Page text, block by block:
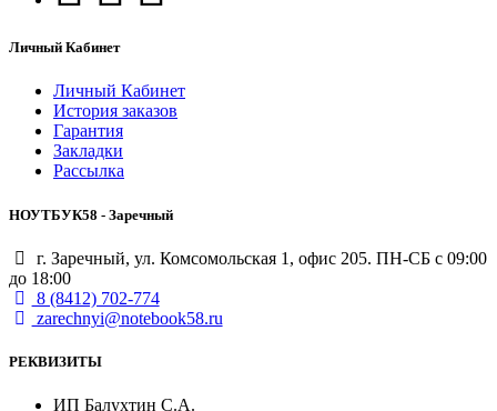
Личный Кабинет
Личный Кабинет
История заказов
Гарантия
Закладки
Рассылка
НОУТБУК58 - Заречный
г. Заречный, ул. Комсомольская 1, офис 205. ПН-СБ с 09:00
до 18:00
8 (8412) 702-774
zarechnyi@notebook58.ru
РЕКВИЗИТЫ
ИП Балухтин С.А.